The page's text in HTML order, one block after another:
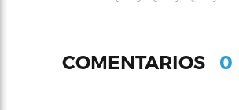
COMENTARIOS 0